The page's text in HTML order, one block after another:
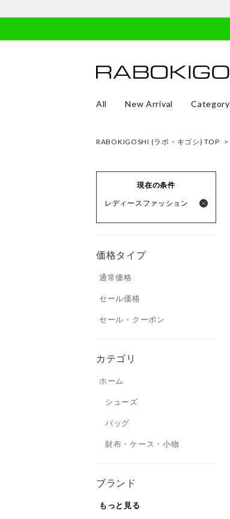
All New Arrival Category
RABOKIGOSHI (ラボ・キゴシ) TOP >
現在の条件
レディースファッション
価格タイプ
通常価格
セール価格
セール・クーポン
カテゴリ
ホーム
シューズ
バッグ
財布・ケース・小物
ブランド
もっと見る